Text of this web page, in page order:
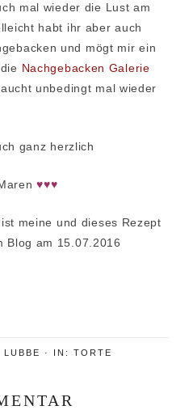
mal wieder die Lust am
habt ihr aber auch
und mögt mir ein
Nachgebacken Galerie
unbedingt mal wieder
ganz herzlich
♥♥♥
meine und dieses Rezept
Blog am 15.07.2016
LUBBE · IN: TORTE